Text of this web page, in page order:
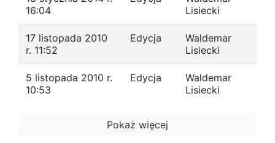
16:04
Lisiecki
17 listopada 2010
r. 11:52
Edycja
Waldemar
Lisiecki
5 listopada 2010 r.
10:53
Edycja
Waldemar
Lisiecki
Pokaż więcej